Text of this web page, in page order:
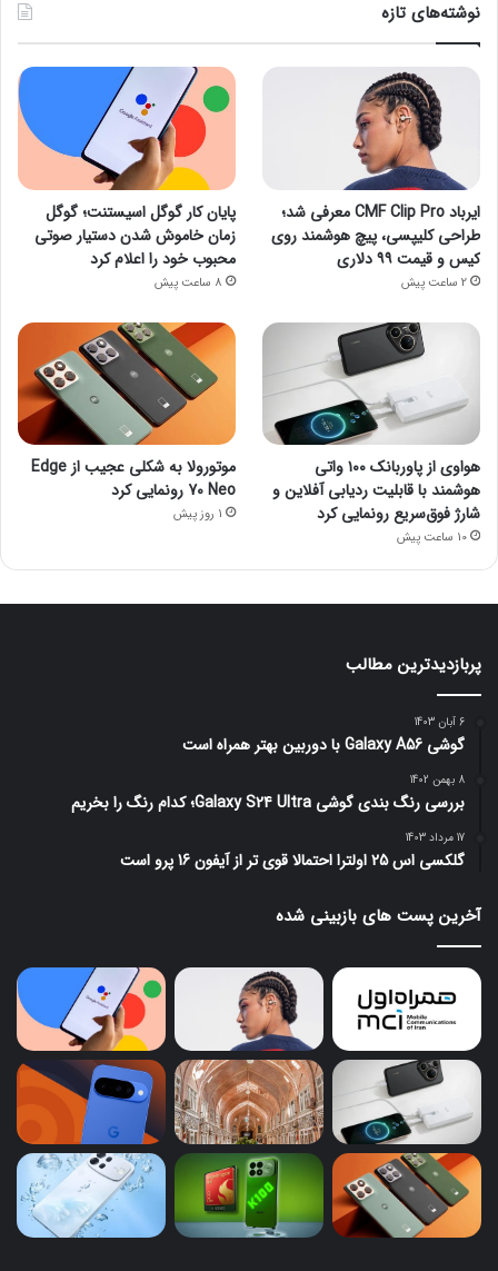
نوشته‌های تازه
ایرباد CMF Clip Pro معرفی شد؛
طراحی کلیپسی، پیچ هوشمند روی
کیس و قیمت ۹۹ دلاری
2 ساعت پیش
پایان کار گوگل اسیستنت؛ گوگل
زمان خاموش شدن دستیار صوتی
محبوب خود را اعلام کرد
8 ساعت پیش
هواوی از پاوربانک ۱۰۰ واتی
هوشمند با قابلیت ردیابی آفلاین و
شارژ فوق‌سریع رونمایی کرد
10 ساعت پیش
موتورولا به شکلی عجیب از Edge
70 Neo رونمایی کرد
1 روز پیش
پربازدیدترین مطالب
6 آبان 1403
گوشی Galaxy A56 با دوربین بهتر همراه است
8 بهمن 1402
بررسی رنگ بندی گوشی Galaxy S24 Ultra؛ کدام رنگ را بخریم
17 مرداد 1403
گلکسی اس 25 اولترا احتمالا قوی تر از آیفون 16 پرو است
آخرین پست های بازبینی شده